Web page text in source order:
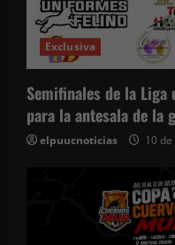
Exclusiva
Semifinales de la Liga
para la antesala de la
elpuucnoticias 10